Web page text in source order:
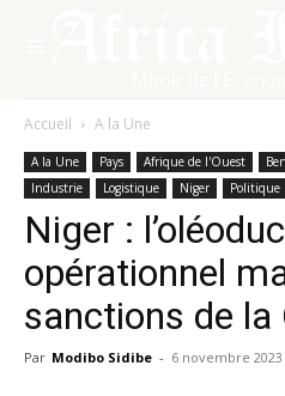
Accueil A la Une
A la Une Pays Afrique de l'Ouest
Industrie
Logistique Niger
Niger :
opérationnel
sanctions de la
Par Modibo Sidibe - 6 novembre 2023